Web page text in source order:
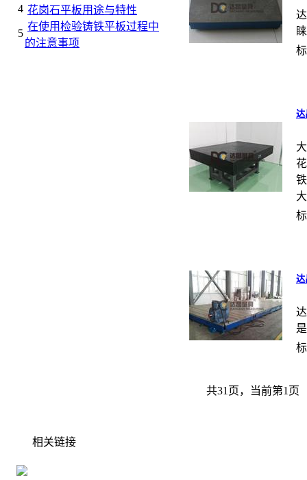
4 花岗石平板用途与特性
5
在使用检验铸铁平板过程中
的注意事项
达
达
共31页，当前第1页
相关链接